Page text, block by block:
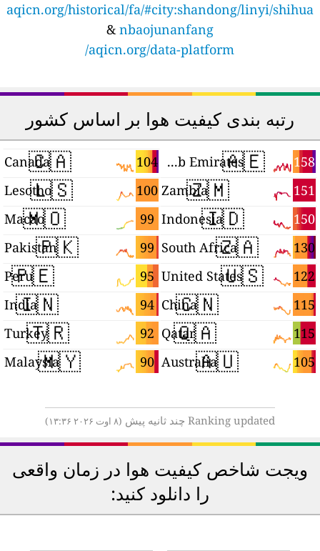
aqicn.org/historical/fa/#city:shandong/linyi/shihua
nbaojunanfang
&
aqicn.org/data-platform/
رتبه بندی کیفیت هوا بر اساس کشور
🇦🇪 158
United Arab Emirates
🇿🇲 151
Zambia
🇮🇩 150
Indonesia
🇿🇦 130
South Africa
🇺🇸 122
United States
🇨🇳 115
China
🇶🇦 115
Qatar
🇦🇺 105
Australia
🇨🇦 104
Canada
🇱🇸 100
Lesotho
🇲🇴 99
Macao
🇵🇰 99
Pakistan
🇵🇪 95
Peru
🇮🇳 94
India
🇹🇷 92
Turkey
🇲🇾 90
Malaysia
Ranking updated چند ثانیه پیش
ویجت شاخص کیفیت هوا در زمان واقعی
را دانلود کنید: